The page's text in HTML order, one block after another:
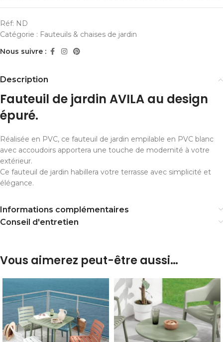
Réf: ND
Catégorie : Fauteuils & chaises de jardin
Nous suivre :
Description
Fauteuil de jardin AVILA au design
épuré.
Réalisée en PVC, ce fauteuil de jardin empilable en PVC blanc
avec accoudoirs apportera une touche de modernité à votre
extérieur.
Ce fauteuil de jardin habillera votre terrasse avec simplicité et
élégance.
Informations complémentaires
Conseil d'entretien
Vous aimerez peut-être aussi…